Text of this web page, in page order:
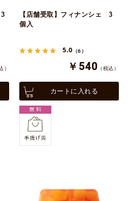
）
【店舗受取】フィナンシェ 3
個入
5.0 （6）
￥540 （税込）
カートに入れる